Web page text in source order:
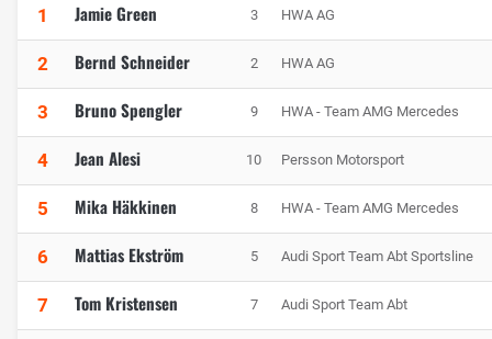
1 Jamie Green 3 HWA AG
2 Bernd Schneider 2 HWA AG
3 Bruno Spengler 9 HWA - Team AMG Mercedes
4 Jean Alesi 10 Persson Motorsport
5 Mika Häkkinen 8 HWA - Team AMG Mercedes
6 Mattias Ekström 5 Audi Sport Team Abt Sportsline
7 Tom Kristensen 7 Audi Sport Team Abt